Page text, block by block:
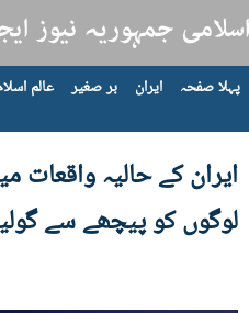
پہلا صفحہ ایران بر صغیر عالم
ایران کے حالیہ واقعات
لوگوں کو پیچھے سے